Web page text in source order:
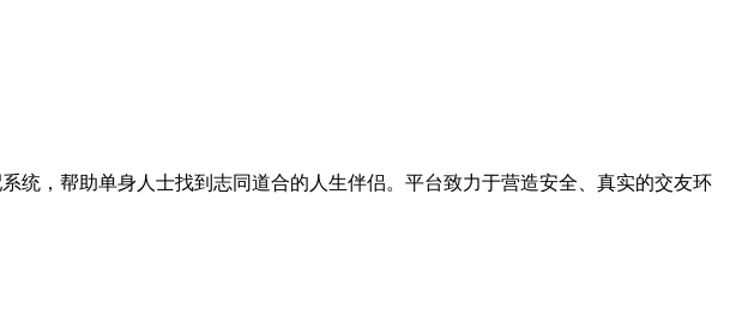
统，帮助单身人士找到志同道合的人生伴侣。平台致力于营造安全、真实的交友环